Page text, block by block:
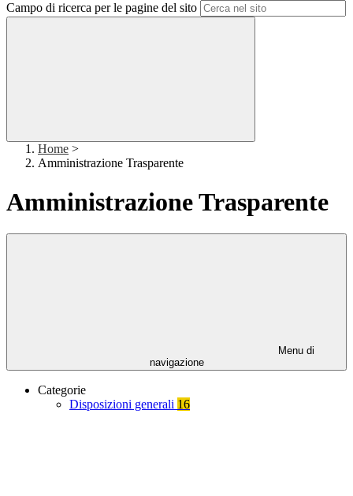
Campo di ricerca per le pagine del sito
Home >
Amministrazione Trasparente
Amministrazione Trasparente
Menu di
navigazione
Categorie
Disposizioni generali 16